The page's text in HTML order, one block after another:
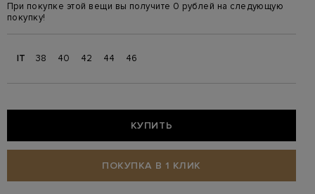
При покупке этой вещи вы получите 0 рублей на следующую
покупку!
IT 38 40 42 44 46
КУПИТЬ
ПОКУПКА В 1 КЛИК